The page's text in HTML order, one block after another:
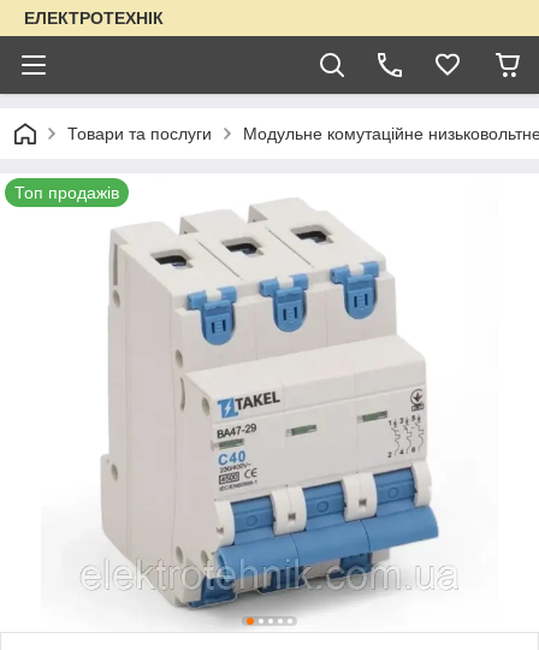
ЕЛЕКТРОТЕХНІК
Товари та послуги Модульне комутаційне
Топ продажів